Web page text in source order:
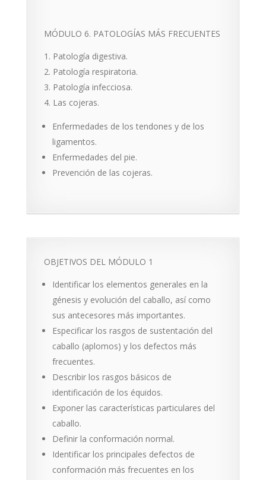
MÓDULO 6. PATOLOGÍAS MÁS FRECUENTES
Patología digestiva.
Patología respiratoria.
Patología infecciosa.
Las cojeras.
Enfermedades de los tendones y de los
ligamentos.
Enfermedades del pie.
Prevención de las cojeras.
OBJETIVOS DEL MÓDULO 1
Identificar los elementos generales en la
génesis y evolución del caballo, así como
sus antecesores más importantes.
Especificar los rasgos de sustentación del
caballo (aplomos) y los defectos más
frecuentes.
Describir los rasgos básicos de
identificación de los équidos.
Exponer las características particulares del
caballo.
Definir la conformación normal.
Identificar los principales defectos de
conformación más frecuentes en los